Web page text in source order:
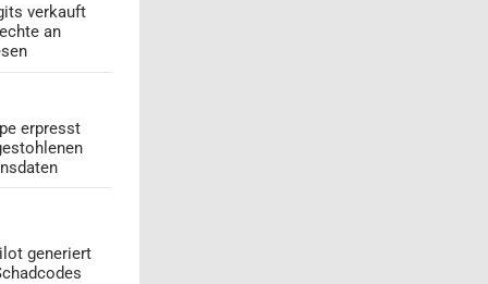
verkauft
an
erpresst
generiert